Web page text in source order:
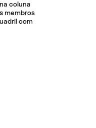
coluna
membros
com